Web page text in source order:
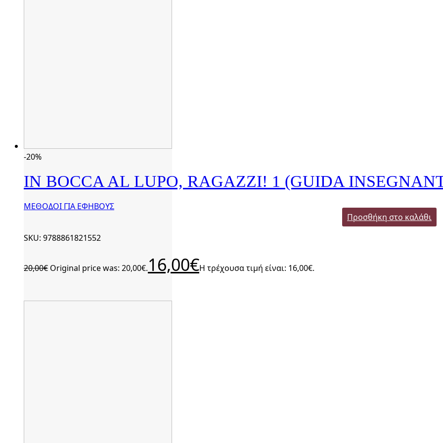
-20%
IN BOCCA AL LUPO, RAGAZZI! 1 (GUIDA
ΜΕΘΟΔΟΙ ΓΙΑ ΕΦΗΒΟΥΣ
Προσθήκη στο καλάθι
SKU: 9788861821552
20,00€ Original price was: 20,00€.16,00€Η τρέχουσα τιμή είναι: 16,00€.